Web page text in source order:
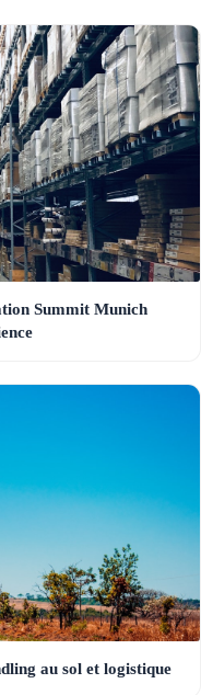
Summit Munich
au sol et logistique